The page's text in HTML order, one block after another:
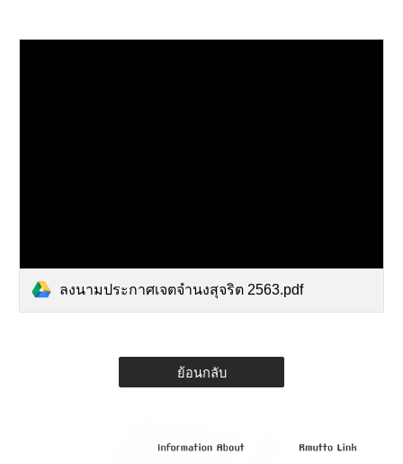
ลงนามประกาศเจตจำนงสุจริต 2563.pdf
ย้อนกลับ